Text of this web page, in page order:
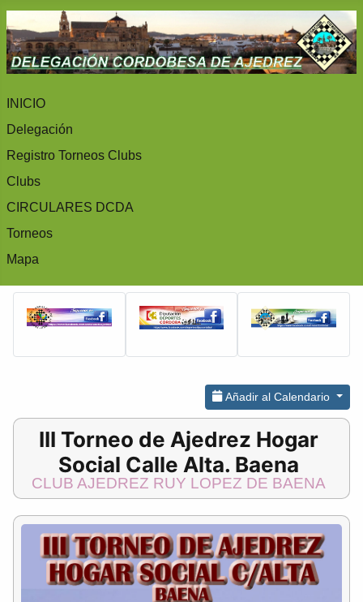
INICIO
Delegación
Registro Torneos Clubs
Clubs
CIRCULARES DCDA
Torneos
Mapa
Añadir al Calendario
III Torneo de Ajedrez Hogar
Social Calle Alta. Baena
CLUB AJEDREZ RUY LOPEZ DE BAENA